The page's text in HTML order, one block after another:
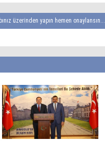
üzerinden yapın hemen onaylansın...